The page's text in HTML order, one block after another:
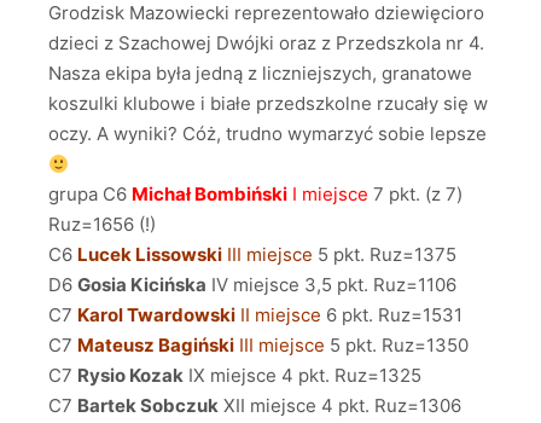
Grodzisk Mazowiecki reprezentowało dziewięcioro
dzieci z Szachowej Dwójki oraz z Przedszkola nr 4.
Nasza ekipa była jedną z liczniejszych, granatowe
koszulki klubowe i białe przedszkolne rzucały się w
oczy. A wyniki? Cóż, trudno wymarzyć sobie lepsze
grupa C6 Michał Bombiński I miejsce 7 pkt. (z 7)
Ruz=1656 (!)
C6 Lucek Lissowski III miejsce 5 pkt. Ruz=1375
D6 Gosia Kicińska IV miejsce 3,5 pkt. Ruz=1106
C7 Karol Twardowski II miejsce 6 pkt. Ruz=1531
C7 Mateusz Bagiński III miejsce 5 pkt. Ruz=1350
C7 Rysio Kozak IX miejsce 4 pkt. Ruz=1325
C7 Bartek Sobczuk XII miejsce 4 pkt. Ruz=1306